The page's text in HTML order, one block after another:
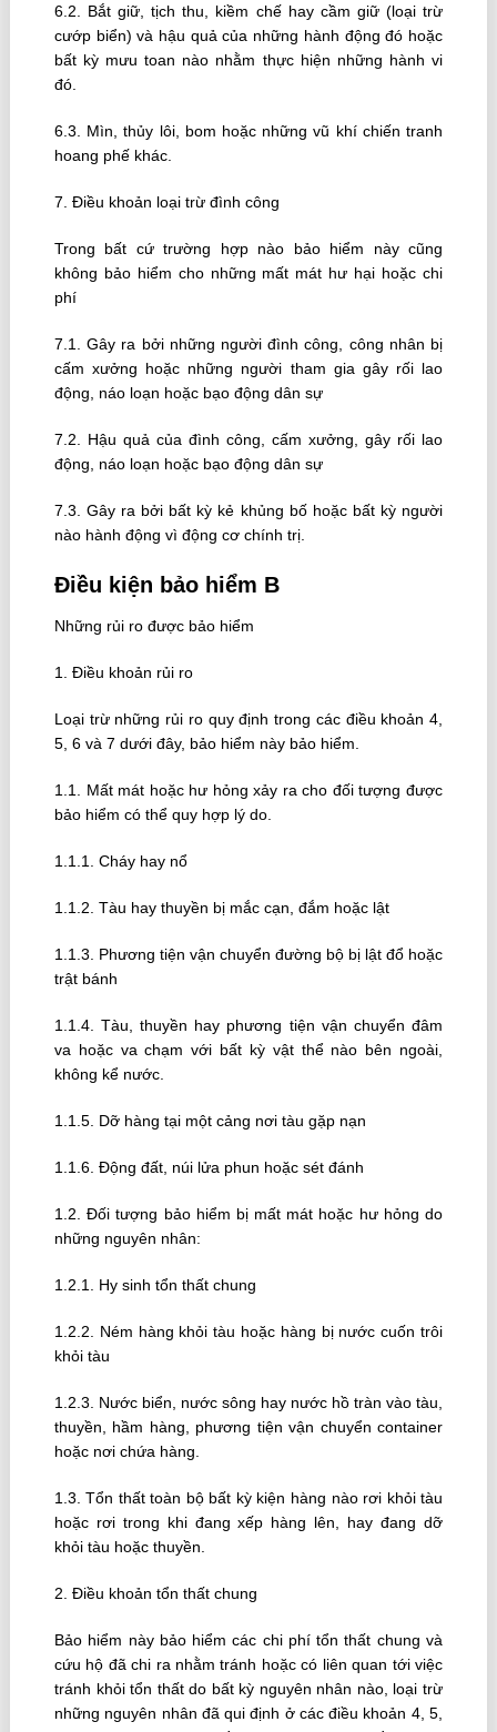
6.2. Bắt giữ, tịch thu, kiềm chế hay cầm giữ (loại trừ
cướp biển) và hậu quả của những hành động đó hoặc
bất kỳ mưu toan nào nhằm thực hiện những hành vi
đó.
6.3. Mìn, thủy lôi, bom hoặc những vũ khí chiến tranh
hoang phế khác.
7. Ðiều khoản loại trừ đình công
Trong bất cứ trường hợp nào bảo hiểm này cũng
không bảo hiểm cho những mất mát hư hại hoặc chi
phí
7.1. Gây ra bởi những người đình công, công nhân bị
cấm xưởng hoặc những người tham gia gây rối lao
động, náo loạn hoặc bạo động dân sự
7.2. Hậu quả của đình công, cấm xưởng, gây rối lao
động, náo loạn hoặc bạo động dân sự
7.3. Gây ra bởi bất kỳ kẻ khủng bố hoặc bất kỳ người
nào hành động vì động cơ chính trị.
Ðiều kiện bảo hiểm B
Những rủi ro được bảo hiểm
1. Ðiều khoản rủi ro
Loại trừ những rủi ro quy định trong các điều khoản 4,
5, 6 và 7 dưới đây, bảo hiểm này bảo hiểm.
1.1. Mất mát hoặc hư hỏng xảy ra cho đối tượng được
bảo hiểm có thể quy hợp lý do.
1.1.1. Cháy hay nổ
1.1.2. Tàu hay thuyền bị mắc cạn, đắm hoặc lật
1.1.3. Phương tiện vận chuyển đường bộ bị lật đổ hoặc
trật bánh
1.1.4. Tàu, thuyền hay phương tiện vận chuyển đâm
va hoặc va chạm với bất kỳ vật thể nào bên ngoài,
không kể nước.
1.1.5. Dỡ hàng tại một cảng nơi tàu gặp nạn
1.1.6. Ðộng đất, núi lửa phun hoặc sét đánh
1.2. Ðối tượng bảo hiểm bị mất mát hoặc hư hỏng do
những nguyên nhân:
1.2.1. Hy sinh tổn thất chung
1.2.2. Ném hàng khỏi tàu hoặc hàng bị nước cuốn trôi
khỏi tàu
1.2.3. Nước biển, nước sông hay nước hồ tràn vào tàu,
thuyền, hầm hàng, phương tiện vận chuyển container
hoặc nơi chứa hàng.
1.3. Tổn thất toàn bộ bất kỳ kiện hàng nào rơi khỏi tàu
hoặc rơi trong khi đang xếp hàng lên, hay đang dỡ
khỏi tàu hoặc thuyền.
2. Ðiều khoản tổn thất chung
Bảo hiểm này bảo hiểm các chi phí tổn thất chung và
cứu hộ đã chi ra nhằm tránh hoặc có liên quan tới việc
tránh khỏi tổn thất do bất kỳ nguyên nhân nào, loại trừ
những nguyên nhân đã qui định ở các điều khoản 4, 5,